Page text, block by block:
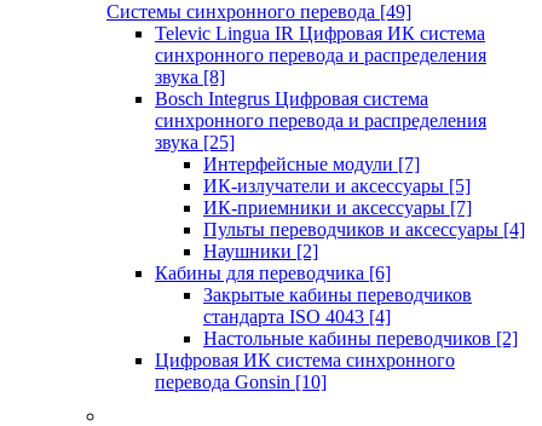
Системы синхронного перевода [49]
Televic Lingua IR Цифровая ИК система
синхронного перевода и распределения
звука [8]
Bosch Integrus Цифровая система
синхронного перевода и распределения
звука [25]
Интерфейсные модули [7]
ИК-излучатели и аксессуары [5]
ИК-приемники и аксессуары [7]
Пульты переводчиков и аксессуары [4]
Наушники [2]
Кабины для переводчика [6]
Закрытые кабины переводчиков
стандарта ISO 4043 [4]
Настольные кабины переводчиков [2]
Цифровая ИК система синхронного
перевода Gonsin [10]